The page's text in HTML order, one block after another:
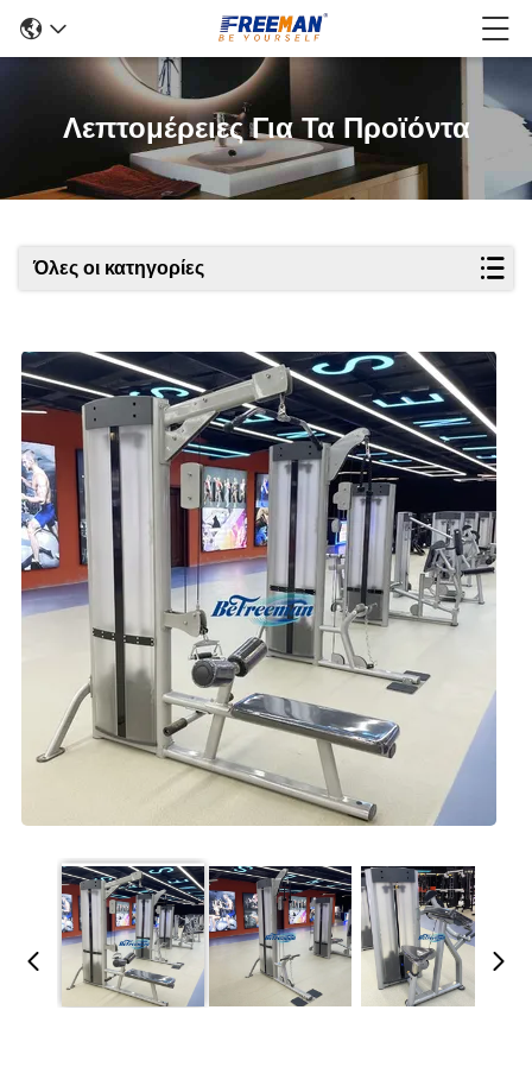
Λεπτομέρειες Για Τα Προϊόντα
Όλες οι κατηγορίες